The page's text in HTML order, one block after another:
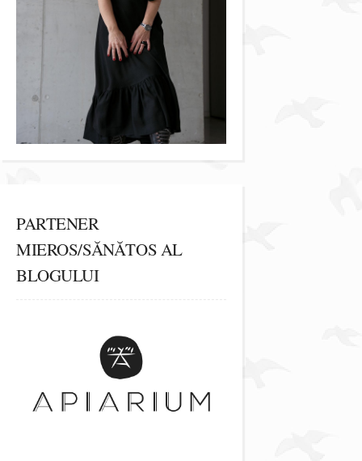
PARTENER
MIEROS/SĂNĂTOS AL
BLOGULUI